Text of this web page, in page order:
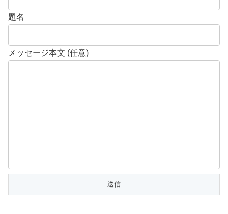
題名
メッセージ本文 (任意)